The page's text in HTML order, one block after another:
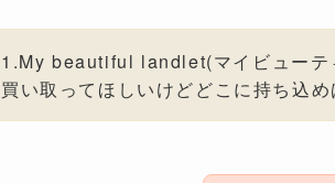
1.My beautiful landlet(マイビューテ
買い取ってほしいけどどこに持ち込